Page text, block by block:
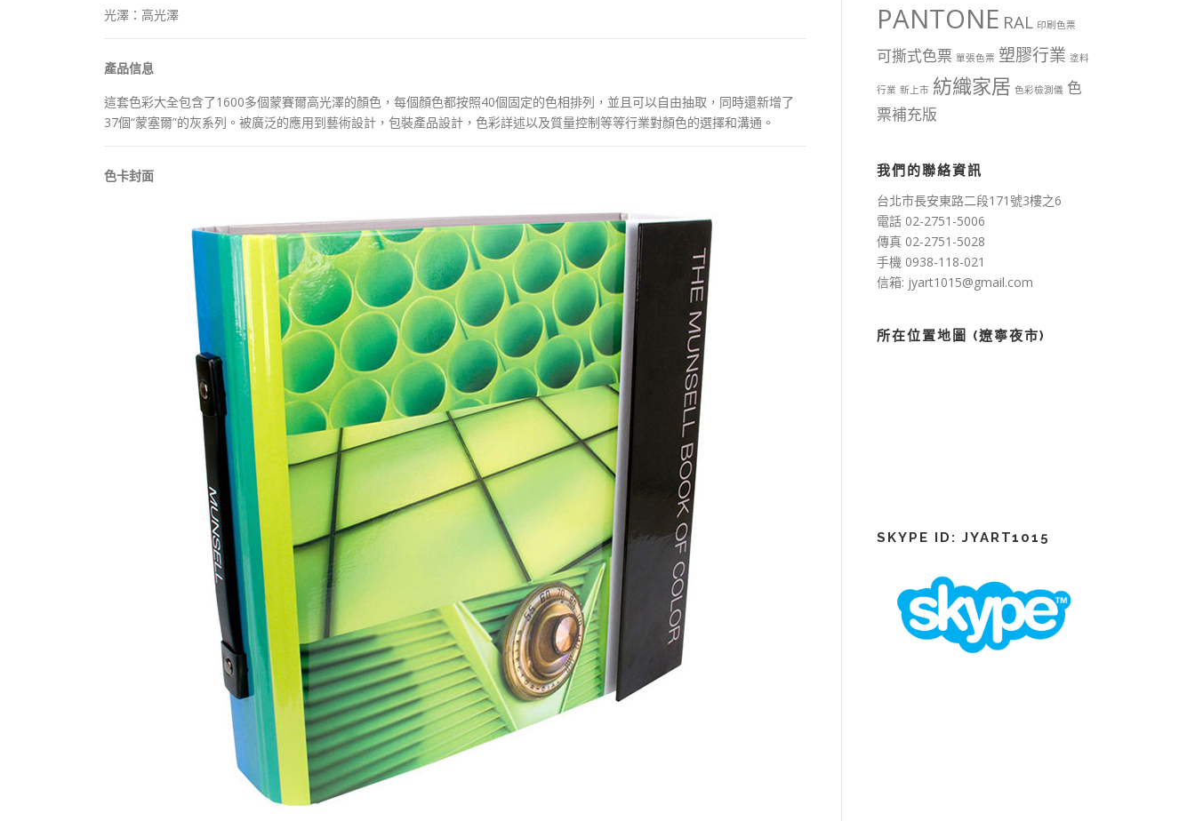
光澤：高光澤
產品信息
這套色彩大全包含了1600多個蒙賽爾高光澤的顏色，每個顏色都按照40個固定的色相排列，並且可以自由抽取，同時還新增了
37個“蒙塞爾”的灰系列。被廣泛的應用到藝術設計，包裝產品設計，色彩詳述以及質量控制等等行業對顏色的選擇和溝通。
色卡封面
PANTONE RAL 印刷色票
可撕式色票 單張色票 塑膠行業 塗料
行業 新上市 紡織家居 色彩檢測儀 色
票補充版
我們的聯絡資訊
台北市長安東路二段171號3樓之6
電話 02-2751-5006
傳真 02-2751-5028
手機 0938-118-021
信箱: jyart1015@gmail.com
所在位置地圖 (遼寧夜市)
SKYPE ID: JYART1015